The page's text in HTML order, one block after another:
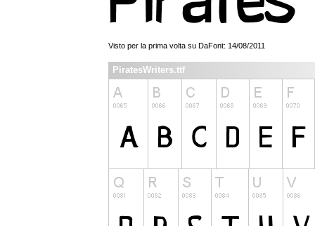
Visto per la prima volta su DaFont: 14/08/2011
PiratesWriters.ttf